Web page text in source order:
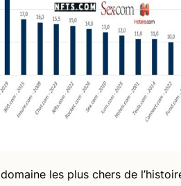
les plus chers de